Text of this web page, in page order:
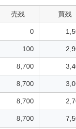
売残 買残
0
100
8,700
8,700
8,700
8,700